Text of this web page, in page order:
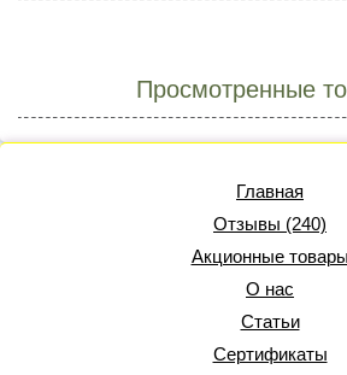
Просмотренные
Главная
Отзывы (240)
Акционные товары
О нас
Статьи
Сертификаты